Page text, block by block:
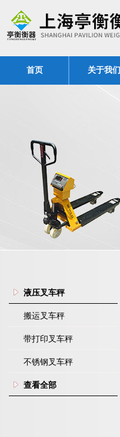
首页 关于我们
液压叉车秤
搬运叉车秤
带打印叉车秤
不锈钢叉车秤
查看全部